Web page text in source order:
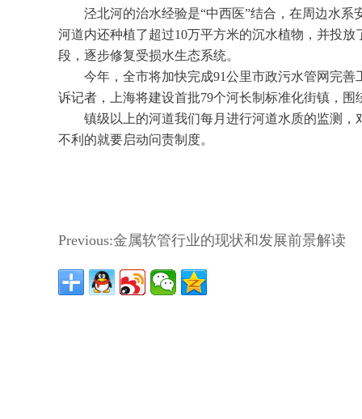
泾北河的治水经验是“中西医”结合，在周边水
河道内还种植了超过10万平方米的沉水植物，并投
段，逐步修复受损水生态系统。
今年，全市将加快完成91公里市政污水管网完
诉记者，上海将建设首批79个河长制标准化街镇，
镇级以上的河道我们每月进行河道水质的监测
不利的就要启动问责制度。
Previous:金属软管行业的现状和发展前景解读